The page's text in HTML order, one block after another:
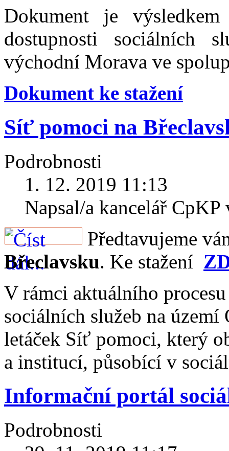
Dokument je
dostupnosti sociálních
východní Morava ve
Dokument ke stažení
Síť pomoci na
Podrobnosti
1. 12. 2019 11:13
Napsal/a kancelář
Předtavujeme
Břeclavsku. Ke stažení
V rámci aktuálního
sociálních služeb na
letáček Síť pomoci, který
a institucí, působící v
Informační portál
Podrobnosti